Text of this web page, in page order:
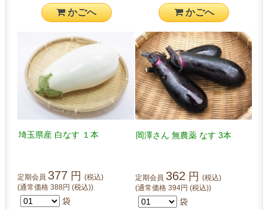
かごへ かごへ
埼玉県産 白なす １本
定期会員 377 円(税込)
(通常価格388円(税込))
袋
岡澤さん 無農薬 なす 3本
定期会員 362 円 (税込)
(通常価格 394円 (税込))
袋